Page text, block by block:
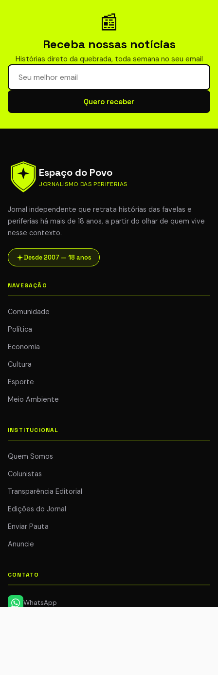
📰
Receba nossas notícias
Histórias direto da quebrada, toda semana no seu email
Seu email para newsletter
Quero receber
Espaço do Povo
JORNALISMO DAS PERIFERIAS
Jornal independente que retrata histórias das favelas e
periferias há mais de 18 anos, a partir do olhar de quem vive
nesse contexto.
Desde 2007 — 18 anos
NAVEGAÇÃO
Comunidade
Política
Economia
Cultura
Esporte
Meio Ambiente
INSTITUCIONAL
Quem Somos
Colunistas
Transparência Editorial
Edições do Jornal
Enviar Pauta
Anuncie
CONTATO
WhatsApp